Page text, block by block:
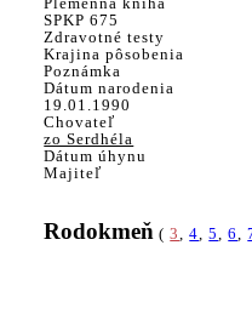
SPKP 675
Zdravotné testy
Krajina pôsobenia
Poznámka
Dátum narodenia
19.01.1990
Chovateľ
zo Serdhéla
Dátum úhynu
Majiteľ
Rodokmeň (3,4,5,6,